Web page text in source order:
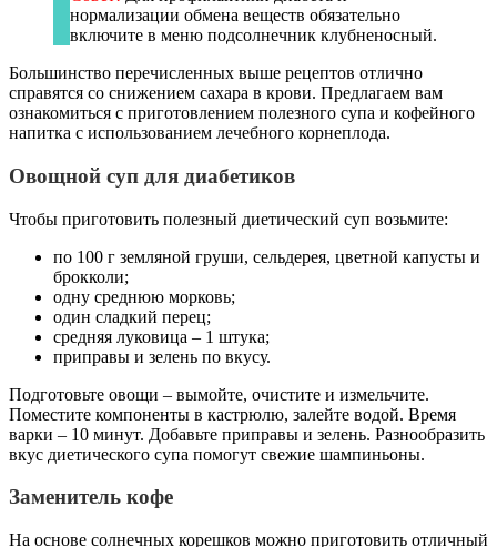
нормализации обмена веществ обязательно
включите в меню подсолнечник клубненосный.
Большинство перечисленных выше рецептов отлично
справятся со снижением сахара в крови. Предлагаем вам
ознакомиться с приготовлением полезного супа и кофейного
напитка с использованием лечебного корнеплода.
Овощной суп для диабетиков
Чтобы приготовить полезный диетический суп возьмите:
по 100 г земляной груши, сельдерея, цветной капусты и
брокколи;
одну среднюю морковь;
один сладкий перец;
средняя луковица – 1 штука;
приправы и зелень по вкусу.
Подготовьте овощи – вымойте, очистите и измельчите.
Поместите компоненты в кастрюлю, залейте водой. Время
варки – 10 минут. Добавьте приправы и зелень. Разнообразить
вкус диетического супа помогут свежие шампиньоны.
Заменитель кофе
На основе солнечных корешков можно приготовить отличный